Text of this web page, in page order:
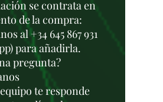
se contrata en
de la compra:
al +34 645 867 931
para añadirla.
pregunta?
te responde